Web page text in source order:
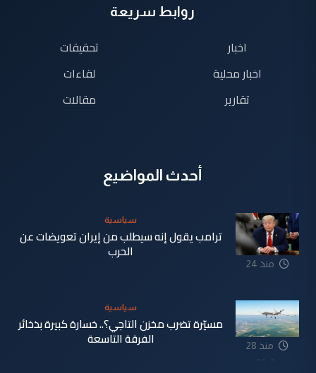
روابط سريعة
اخبار
اخبار محلية
تقارير
تحقيقات
لقاءات
مقالات
أحدث المواضيع
منذ 24
سياسية
ترامب يقول إنه سيطلب من إيران تعويضات عن
الحرب
منذ 28
دقيقة
سياسية
مسيّرة تضرب مخزن التاجي؟.. خسارة كبيرة بذخائر
الفرقة التاسعة